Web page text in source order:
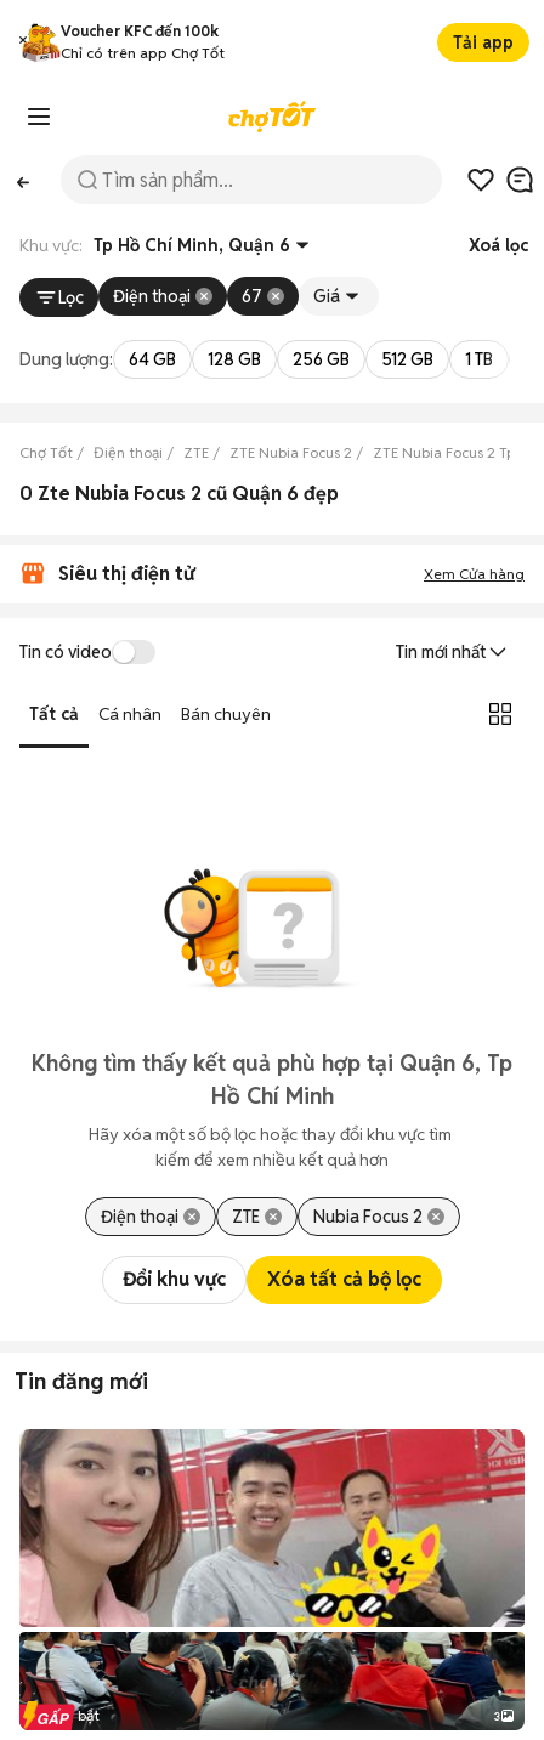
Voucher KFC đến 100k
Chỉ có trên app Chợ Tốt
Tải app
Khu vực: Tp Hồ Chí Minh, Quận 6 Xoá lọc
Lọc Điện thoại 67 Giá
Dung lượng: 64 GB 128 GB 256 GB 512 GB 1 TB
Chợ Tốt Điện thoại ZTE ZTE Nubia Focus 2 ZTE Nubia Focus 2 Tp Hồ
0 Zte Nubia Focus 2 cũ Quận 6 đẹp
Siêu thị điện tử Xem Cửa hàng
Tin có video Tin mới nhất
Tất cả Cá nhân Bán chuyên
Không tìm thấy kết quả phù hợp tại Quận 6, Tp
Hồ Chí Minh
Hãy xóa một số bộ lọc hoặc thay đổi khu vực tìm
kiếm để xem nhiều kết quả hơn
Điện thoại ZTE Nubia Focus 2
Đổi khu vực Xóa tất cả bộ lọc
Tin đăng mới
Tin nổi bật 3